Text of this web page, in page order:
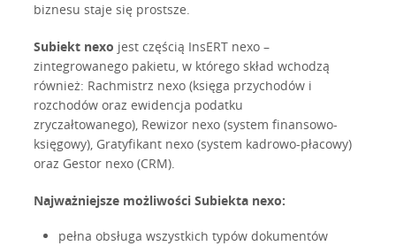
biznesu staje się prostsze.
Subiekt nexo jest częścią InsERT nexo –
zintegrowanego pakietu, w którego skład wchodzą
również: Rachmistrz nexo (księga przychodów i
rozchodów oraz ewidencja podatku
zryczałtowanego), Rewizor nexo (system finansowo-
księgowy), Gratyfikant nexo (system kadrowo-płacowy)
oraz Gestor nexo (CRM).
Najważniejsze możliwości Subiekta nexo:
pełna obsługa wszystkich typów dokumentów